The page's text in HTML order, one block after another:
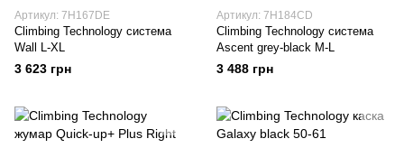
Артикул: 7H167DE
Climbing Technology система
Wall L-XL
3 623 грн
Артикул: 7H184CD
Climbing Technology система
Ascent grey-black M-L
3 488 грн